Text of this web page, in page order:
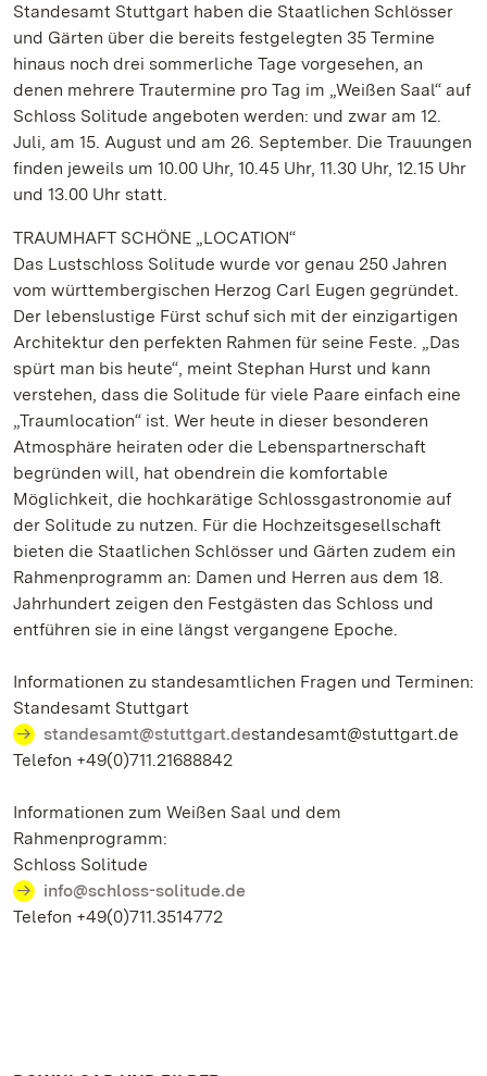
Standesamt Stuttgart haben die Staatlichen Schlösser
und Gärten über die bereits festgelegten 35 Termine
hinaus noch drei sommerliche Tage vorgesehen, an
denen mehrere Trautermine pro Tag im „Weißen Saal“ auf
Schloss Solitude angeboten werden: und zwar am 12.
Juli, am 15. August und am 26. September. Die Trauungen
finden jeweils um 10.00 Uhr, 10.45 Uhr, 11.30 Uhr, 12.15 Uhr
und 13.00 Uhr statt.
TRAUMHAFT SCHÖNE „LOCATION“
Das Lustschloss Solitude wurde vor genau 250 Jahren
vom württembergischen Herzog Carl Eugen gegründet.
Der lebenslustige Fürst schuf sich mit der einzigartigen
Architektur den perfekten Rahmen für seine Feste. „Das
spürt man bis heute“, meint Stephan Hurst und kann
verstehen, dass die Solitude für viele Paare einfach eine
„Traumlocation“ ist. Wer heute in dieser besonderen
Atmosphäre heiraten oder die Lebenspartnerschaft
begründen will, hat obendrein die komfortable
Möglichkeit, die hochkarätige Schlossgastronomie auf
der Solitude zu nutzen. Für die Hochzeitsgesellschaft
bieten die Staatlichen Schlösser und Gärten zudem ein
Rahmenprogramm an: Damen und Herren aus dem 18.
Jahrhundert zeigen den Festgästen das Schloss und
entführen sie in eine längst vergangene Epoche.
Informationen zu standesamtlichen Fragen und Terminen:
Standesamt Stuttgart
standesamt@stuttgart.destandesamt@stuttgart.de
Telefon +49(0)711.21688842
Informationen zum Weißen Saal und dem
Rahmenprogramm:
Schloss Solitude
info@schloss-solitude.de
Telefon +49(0)711.3514772